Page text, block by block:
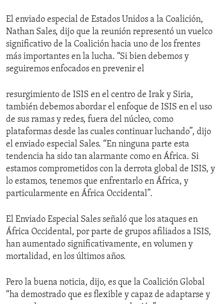
El enviado especial de Estados Unidos a la Coalición,
Nathan Sales, dijo que la reunión representó un vuelco
significativo de la Coalición hacia uno de los frentes
más importantes en la lucha. “Si bien debemos y
seguiremos enfocados en prevenir el
resurgimiento de ISIS en el centro de Irak y Siria,
también debemos abordar el enfoque de ISIS en el uso
de sus ramas y redes, fuera del núcleo, como
plataformas desde las cuales continuar luchando”, dijo
el enviado especial Sales. “En ninguna parte esta
tendencia ha sido tan alarmante como en África. Si
estamos comprometidos con la derrota global de ISIS, y
lo estamos, tenemos que enfrentarlo en África, y
particularmente en África Occidental”.
El Enviado Especial Sales señaló que los ataques en
África Occidental, por parte de grupos afiliados a ISIS,
han aumentado significativamente, en volumen y
mortalidad, en los últimos años.
Pero la buena noticia, dijo, es que la Coalición Global
“ha demostrado que es flexible y capaz de adaptarse y